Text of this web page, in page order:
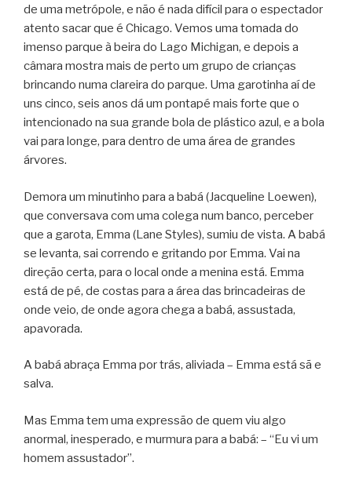
de uma metrópole, e não é nada difícil para o espectador
atento sacar que é Chicago. Vemos uma tomada do
imenso parque à beira do Lago Michigan, e depois a
câmara mostra mais de perto um grupo de crianças
brincando numa clareira do parque. Uma garotinha aí de
uns cinco, seis anos dá um pontapé mais forte que o
intencionado na sua grande bola de plástico azul, e a bola
vai para longe, para dentro de uma área de grandes
árvores.
Demora um minutinho para a babá (Jacqueline Loewen),
que conversava com uma colega num banco, perceber
que a garota, Emma (Lane Styles), sumiu de vista. A babá
se levanta, sai correndo e gritando por Emma. Vai na
direção certa, para o local onde a menina está. Emma
está de pé, de costas para a área das brincadeiras de
onde veio, de onde agora chega a babá, assustada,
apavorada.
A babá abraça Emma por trás, aliviada – Emma está sã e
salva.
Mas Emma tem uma expressão de quem viu algo
anormal, inesperado, e murmura para a babá: – “Eu vi um
homem assustador”.